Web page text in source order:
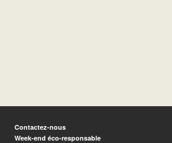
Contactez-nous
Week-end éco-responsable